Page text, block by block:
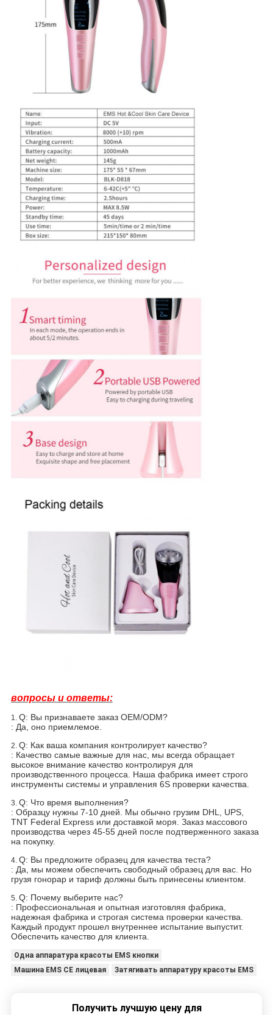
вопросы и ответы:
1. Q: Вы признаваете заказ OEM/ODM?
: Да, оно приемлемое.
2. Q: Как ваша компания контролирует качество?
: Качество самые важные для нас, мы всегда обращает
высокое внимание качество контролируя для
производственного процесса. Наша фабрика имеет строго
инструменты системы и управления 6S проверки качества.
3. Q: Что время выполнения?
: Образцу нужны 7-10 дней. Мы обычно грузим DHL, UPS,
TNT Federal Express или доставкой моря. Заказ массового
производства через 45-55 дней после подтверженного заказа
на покупку.
4. Q: Вы предложите образец для качества теста?
: Да, мы можем обеспечить свободный образец для вас. Но
грузя гонорар и тариф должны быть принесены клиентом.
5. Q: Почему выберите нас?
: Профессиональная и опытная изготовляя фабрика,
надежная фабрика и строгая система проверки качества.
Каждый продукт прошел внутреннее испытание выпустит.
Обеспечить качество для клиента.
Одна аппаратура красоты EMS кнопки
Машина EMS CE лицевая
Затягивать аппаратуру красоты EMS
Получить лучшую цену для